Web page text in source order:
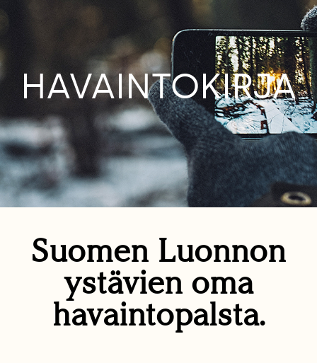
HAVAINTOKIRJA
Suomen Luonnon
ystävien oma
havaintopalsta.